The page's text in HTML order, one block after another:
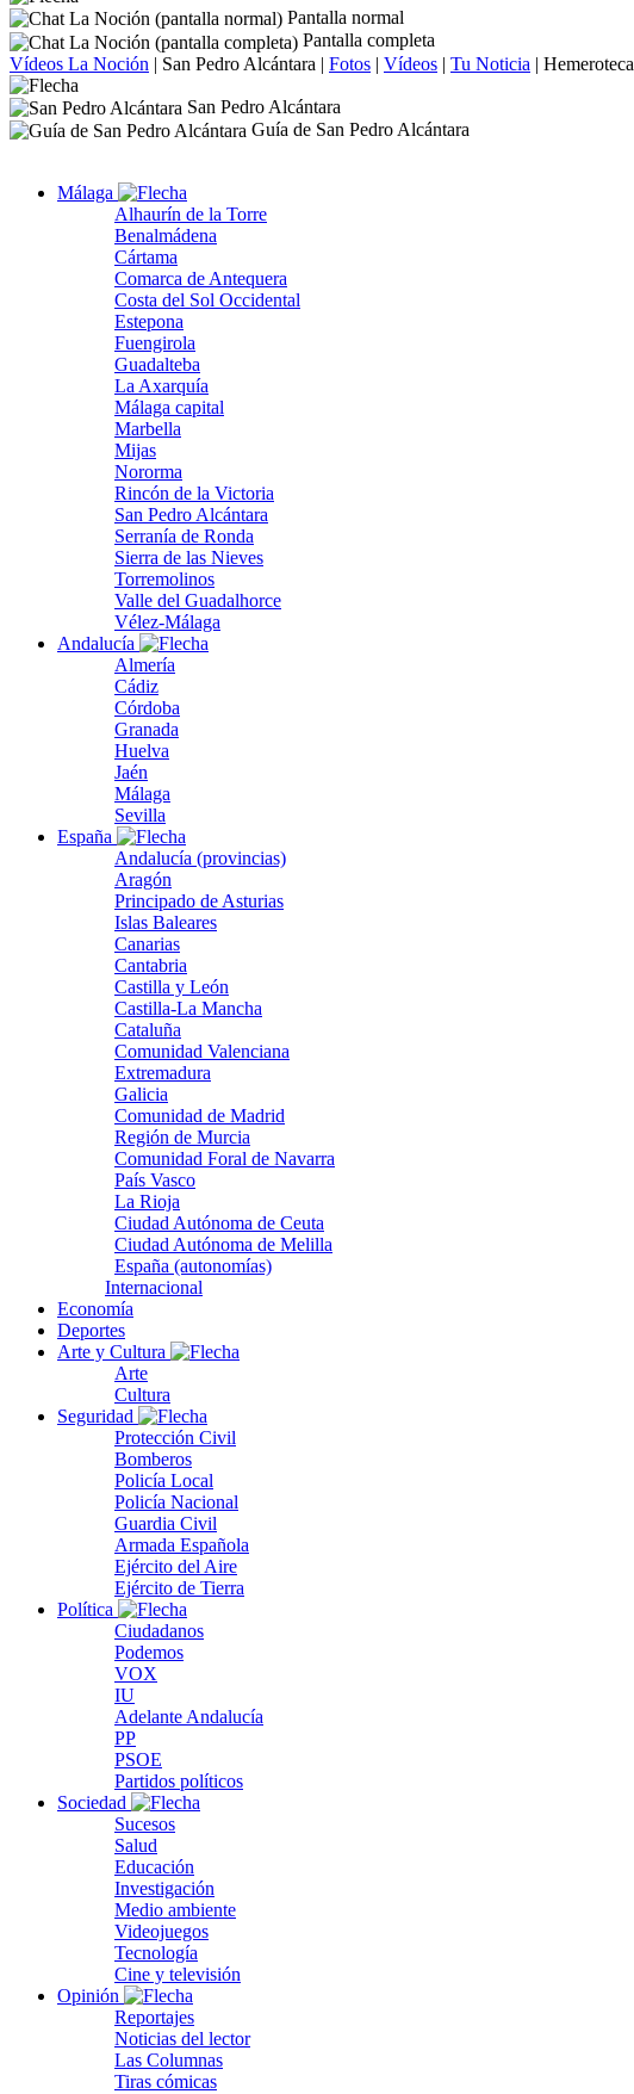
Pantalla normal
Pantalla completa
Vídeos La Noción | San Pedro Alcántara | Fotos | Vídeos | Tu Noticia | Hemeroteca
San Pedro Alcántara
Guía de San Pedro Alcántara
Málaga
Alhaurín de la Torre
Benalmádena
Cártama
Comarca de Antequera
Costa del Sol Occidental
Estepona
Fuengirola
Guadalteba
La Axarquía
Málaga capital
Marbella
Mijas
Nororma
Rincón de la Victoria
San Pedro Alcántara
Serranía de Ronda
Sierra de las Nieves
Torremolinos
Valle del Guadalhorce
Vélez-Málaga
Andalucía
Almería
Cádiz
Córdoba
Granada
Huelva
Jaén
Málaga
Sevilla
España
Andalucía (provincias)
Aragón
Principado de Asturias
Islas Baleares
Canarias
Cantabria
Castilla y León
Castilla-La Mancha
Cataluña
Comunidad Valenciana
Extremadura
Galicia
Comunidad de Madrid
Región de Murcia
Comunidad Foral de Navarra
País Vasco
La Rioja
Ciudad Autónoma de Ceuta
Ciudad Autónoma de Melilla
España (autonomías)
Internacional
Economía
Deportes
Arte y Cultura
Arte
Cultura
Seguridad
Protección Civil
Bomberos
Policía Local
Policía Nacional
Guardia Civil
Armada Española
Ejército del Aire
Ejército de Tierra
Política
Ciudadanos
Podemos
VOX
IU
Adelante Andalucía
PP
PSOE
Partidos políticos
Sociedad
Sucesos
Salud
Educación
Investigación
Medio ambiente
Videojuegos
Tecnología
Cine y televisión
Opinión
Reportajes
Noticias del lector
Las Columnas
Tiras cómicas